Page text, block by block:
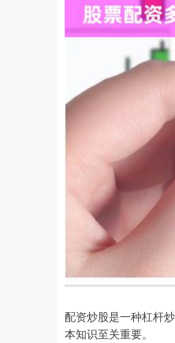
配资炒股是一种杠杆
本知识至关重要。